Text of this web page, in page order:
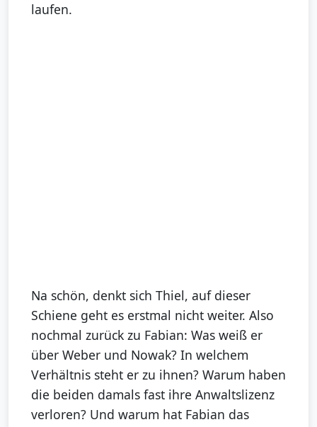
laufen.
Na schön, denkt sich Thiel, auf dieser
Schiene geht es erstmal nicht weiter. Also
nochmal zurück zu Fabian: Was weiß er
über Weber und Nowak? In welchem
Verhältnis steht er zu ihnen? Warum haben
die beiden damals fast ihre Anwaltslizenz
verloren? Und warum hat Fabian das